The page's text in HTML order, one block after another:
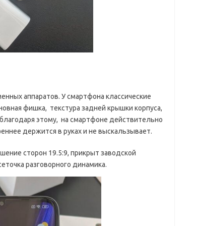
аппаратов. У смартфона классические
фишка, текстура задней крышки корпуса,
этому, на смартфоне действительно
держится в руках и не выскальзывает.
сторон 19.5:9, прикрыт заводской
разговорного динамика.